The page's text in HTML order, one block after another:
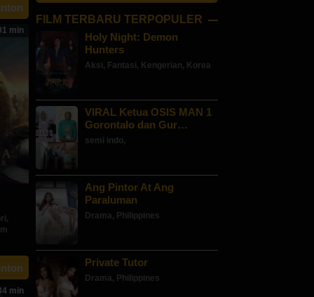
min
,
min
FILM TERBARU TERPOPULER
Holy Night: Demon
Hunters
Aksi , Fantasi , Kengerian, Korea
VIRAL Ketua OSIS MAN 1
Gorontalo dan Gur…
semi indo,
Ang Pintor At Ang
Paraluman
Drama, Philippines
Private Tutor
Drama, Philippines